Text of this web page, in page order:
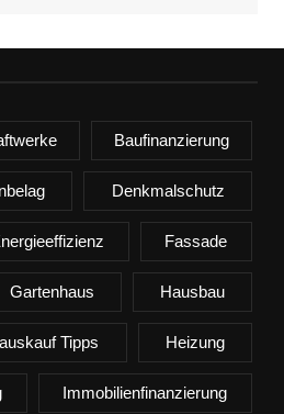
Baufinanzierung
Denkmalschutz
Fassade
Gartenhaus Hausbau
Tipps Heizung
Immobilienfinanzierung